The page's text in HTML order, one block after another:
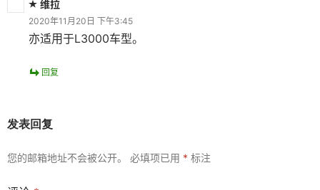
维拉
2020年11月20日 下午3:45
亦适用于L3000车型。
回复
发表回复
您的邮箱地址不会被公开。 必填项已用 * 标注